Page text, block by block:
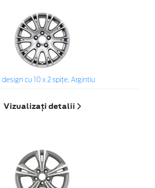
cu 10 x 2 spiţe, Argintiu
Vizualizați detalii